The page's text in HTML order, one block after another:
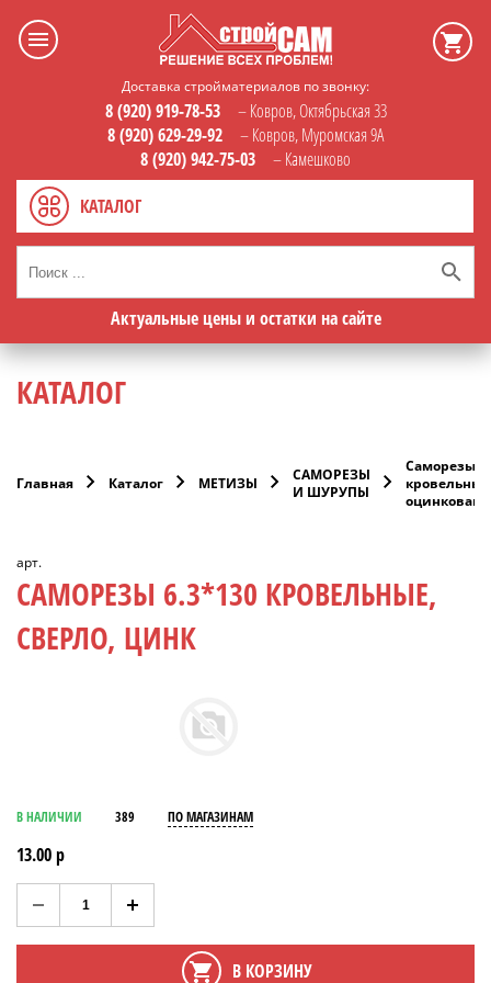
Доставка стройматериалов по звонку:
8 (920) 919-78-53
– Ковров, Октябрьская 33
8 (920) 629-29-92
– Ковров, Муромская 9А
8 (920) 942-75-03
– Камешково
КАТАЛОГ
Актуальные цены и остатки на сайте
КАТАЛОГ
Главная Каталог МЕТИЗЫ
САМОРЕЗЫ
И ШУРУПЫ
Саморезы
кровельные
арт.
САМОРЕЗЫ 6.3*130 КРОВЕЛЬНЫЕ,
СВЕРЛО, ЦИНК
В НАЛИЧИИ 389 ПО МАГАЗИНАМ
13.00 р
В КОРЗИНУ